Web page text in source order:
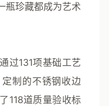
瓶珍藏都成为艺术
过131项基础工艺
制的不锈钢收边
118道质量验收标